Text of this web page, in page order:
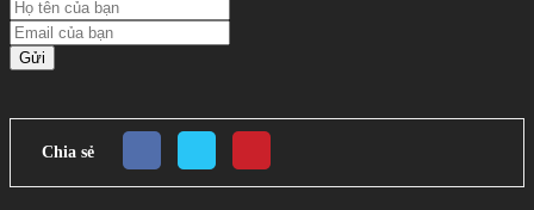
Gửi
Chia sẻ